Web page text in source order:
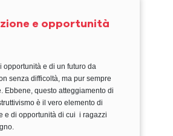
e opportunità
opportunità e di un futuro da
senza difficoltà, ma pur sempre
Ebbene, questo atteggiamento di
è il vero elemento di
e di opportunità di cui i ragazzi